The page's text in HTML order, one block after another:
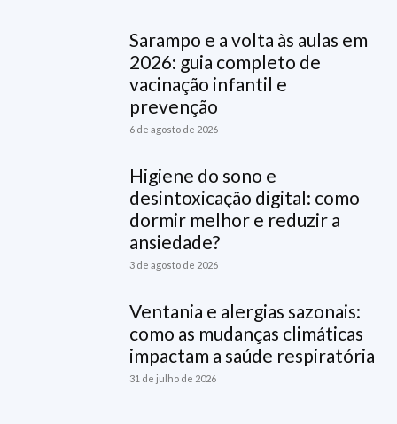
Sarampo e a volta às aulas em
2026: guia completo de
vacinação infantil e
prevenção
6 de agosto de 2026
Higiene do sono e
desintoxicação digital: como
dormir melhor e reduzir a
ansiedade?
3 de agosto de 2026
Ventania e alergias sazonais:
como as mudanças climáticas
impactam a saúde respiratória
31 de julho de 2026